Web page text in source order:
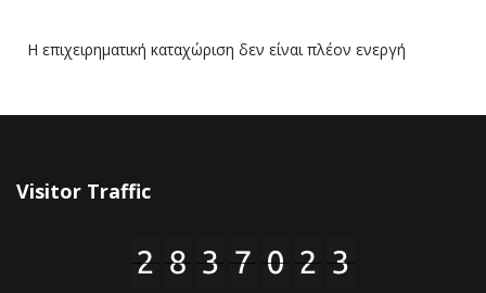
Η επιχειρηματική καταχώριση δεν είναι πλέον ενεργή
Visitor Traffic